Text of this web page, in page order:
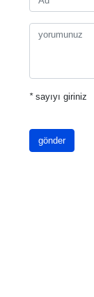
*sayıyı giriniz
gönder